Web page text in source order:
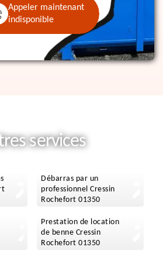
Appeler maintenant
indisponible
services
Débarras par un
professionnel Cressin
Rochefort 01350
Prestation de location
de benne Cressin
Rochefort 01350